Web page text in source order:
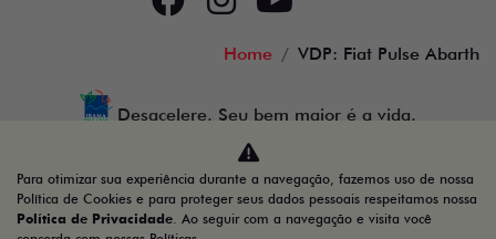
Home VDP: Fiat Pulse Abarth
Desacelere. Seu bem maior é a vida.
37.898.137/0002-04
Para otimizar sua experiência durante a navegação, fazemos uso de nossa
Política de Cookies e para proteger seus dados pessoais respeitamos nossa
Política de Privacidade. Ao seguir com a navegação e visita você